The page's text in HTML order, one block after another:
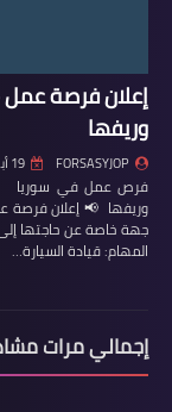
إعلان فرصة
وريفها
FORSASYJOP 19 أبريل 2026
فرص عمل في سوريا
وريفها 📢 إعلان فرصة
جهة خاصة عن حاجتها
المهام: قيادة السيارة…
إجمالي مرات